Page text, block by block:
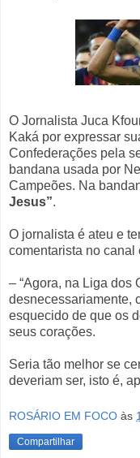
O Jornalista Juca
Kaká por expressar
Confederações pela
bandana usada por
Campeões. Na
Jesus”.
O jornalista é ateu e
comentarista no
– “Agora, na Liga dos
desnecessariamente,
esquecido de que os
seus corações.
Seria tão melhor se
deveriam ser, isto é,
ROSÁRIO EM FOCO às
Compartilhar